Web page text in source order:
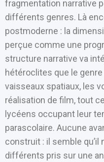
fragmentation narrative
différents genres. Là
postmoderne : la
perçue comme une
structure narrative va
hétéroclites que le
vaisseaux spatiaux, les
réalisation de film, tout
lycéens occupant leur
parascolaire. Aucune
construit : il semble qu’il
différents pris sur une